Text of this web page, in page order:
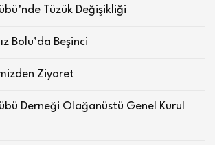
Tüzük Değişikliği
Bolu’da Beşinci
Ziyaret
Derneği Olağanüstü Genel Kurul